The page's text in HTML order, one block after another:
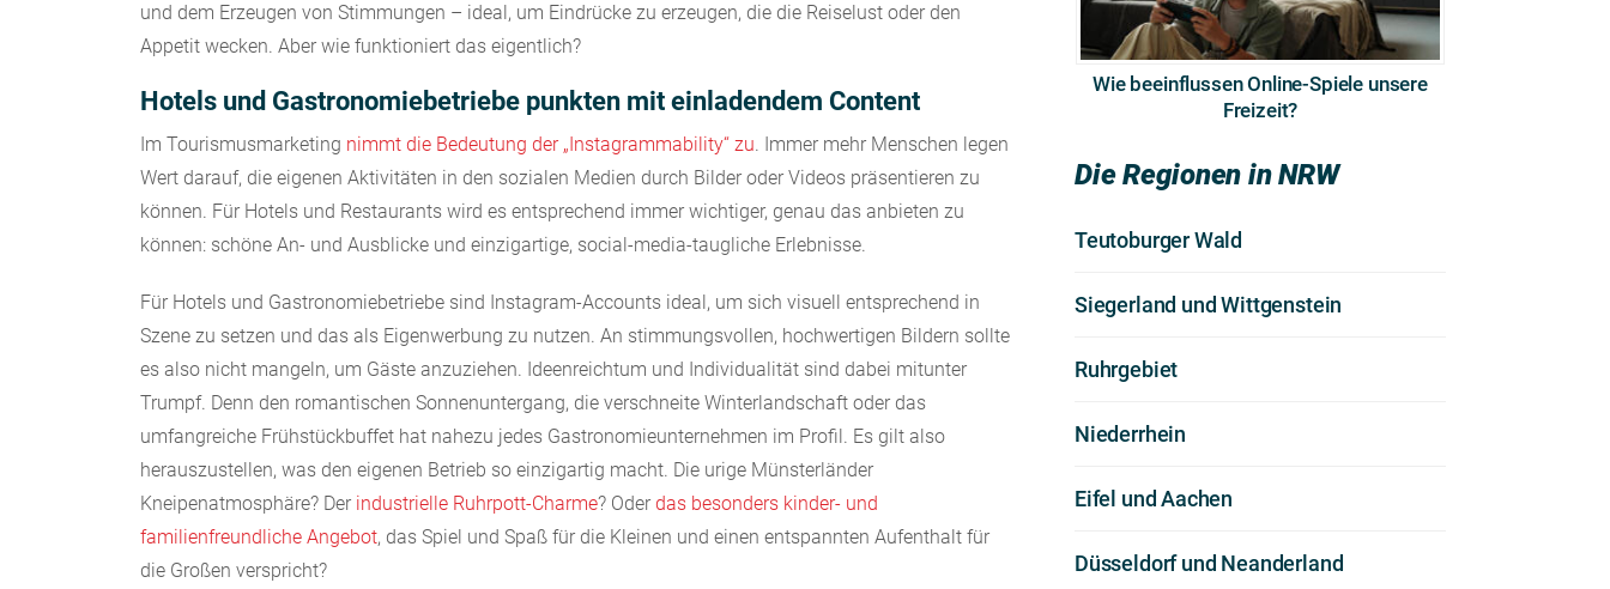
und dem Erzeugen von Stimmungen – ideal, um Eindrücke zu erzeugen, die die Reiselust oder den
Appetit wecken. Aber wie funktioniert das eigentlich?
Hotels und Gastronomiebetriebe punkten mit einladendem Content
Im Tourismusmarketing nimmt die Bedeutung der „Instagrammability“ zu. Immer mehr Menschen legen
Wert darauf, die eigenen Aktivitäten in den sozialen Medien durch Bilder oder Videos präsentieren zu
können. Für Hotels und Restaurants wird es entsprechend immer wichtiger, genau das anbieten zu
können: schöne An- und Ausblicke und einzigartige, social-media-taugliche Erlebnisse.
Für Hotels und Gastronomiebetriebe sind Instagram-Accounts ideal, um sich visuell entsprechend in
Szene zu setzen und das als Eigenwerbung zu nutzen. An stimmungsvollen, hochwertigen Bildern sollte
es also nicht mangeln, um Gäste anzuziehen. Ideenreichtum und Individualität sind dabei mitunter
Trumpf. Denn den romantischen Sonnenuntergang, die verschneite Winterlandschaft oder das
umfangreiche Frühstückbuffet hat nahezu jedes Gastronomieunternehmen im Profil. Es gilt also
herauszustellen, was den eigenen Betrieb so einzigartig macht. Die urige Münsterländer
Kneipenatmosphäre? Der industrielle Ruhrpott-Charme? Oder das besonders kinder- und
familienfreundliche Angebot, das Spiel und Spaß für die Kleinen und einen entspannten Aufenthalt für
die Großen verspricht?
Wie beeinflussen Online-Spiele unsere
Freizeit?
Die Regionen in NRW
Teutoburger Wald
Siegerland und Wittgenstein
Ruhrgebiet
Niederrhein
Eifel und Aachen
Düsseldorf und Neanderland